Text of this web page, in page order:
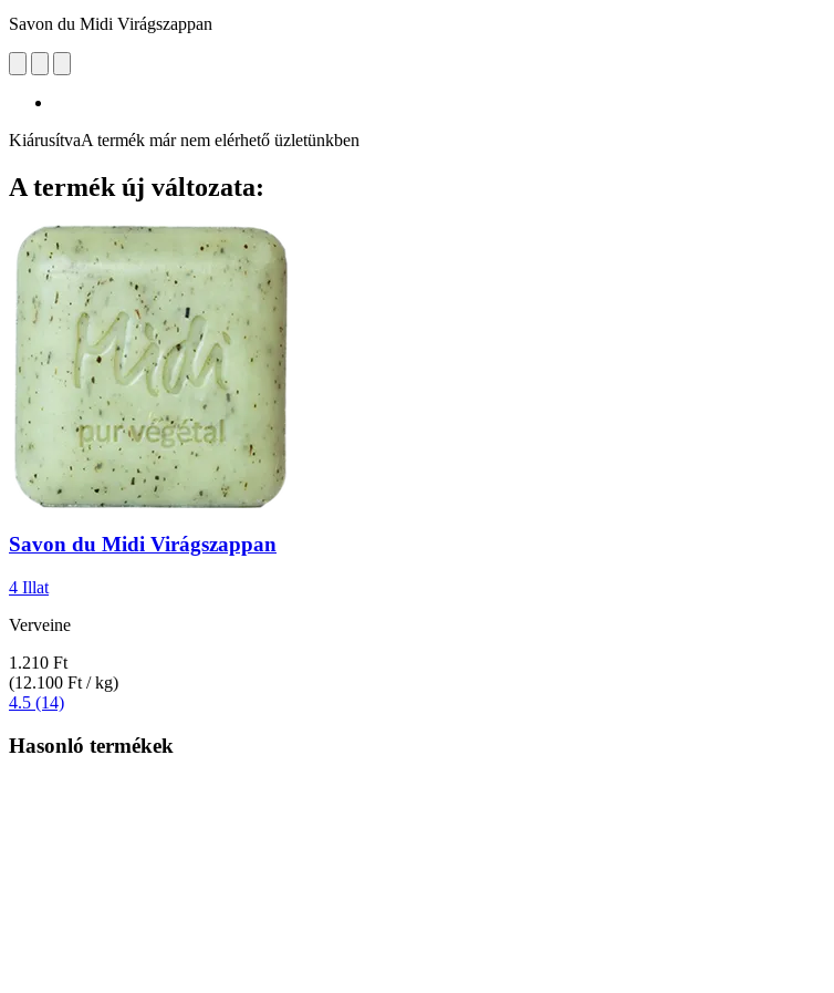
Savon du Midi Virágszappan
KiárusítvaA termék már nem elérhető üzletünkben
A termék új változata:
Savon du Midi Virágszappan
4 Illat
Verveine
1.210 Ft
(12.100 Ft / kg)
4.5 (14)
Hasonló termékek